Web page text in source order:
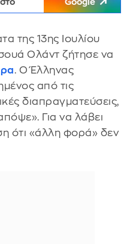
Google
της 13ης Ιουλίου
Ολάντ ζήτησε να
. Ο Έλληνας
από τις
διαπραγματεύσεις,
Για να λάβει
ότι «άλλη φορά» δεν